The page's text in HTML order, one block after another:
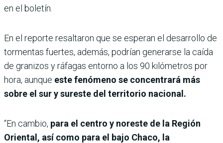
en el boletín.
En el reporte resaltaron que se esperan el desarrollo de
tormentas fuertes, además, podrían generarse la caída
de granizos y ráfagas entorno a los 90 kilómetros por
hora, aunque este fenómeno se concentrará más
sobre el sur y sureste del territorio nacional.
“En cambio, para el centro y noreste de la Región
Oriental, así como para el bajo Chaco, la